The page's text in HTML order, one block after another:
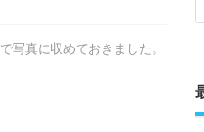
写真に収めておきました。